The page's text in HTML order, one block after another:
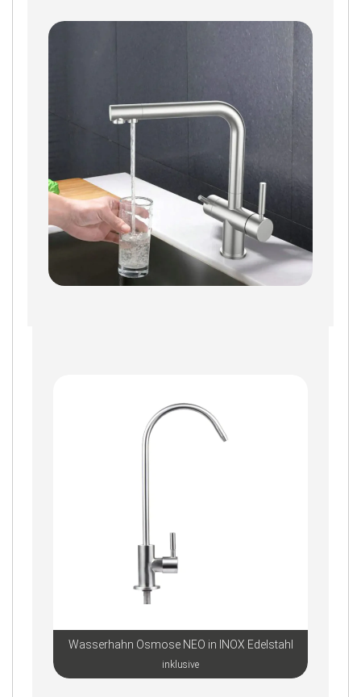
Wasserhahn Osmose NEO in INOX Edelstahl
inklusive